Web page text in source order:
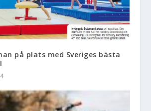
på plats med Sveriges bästa